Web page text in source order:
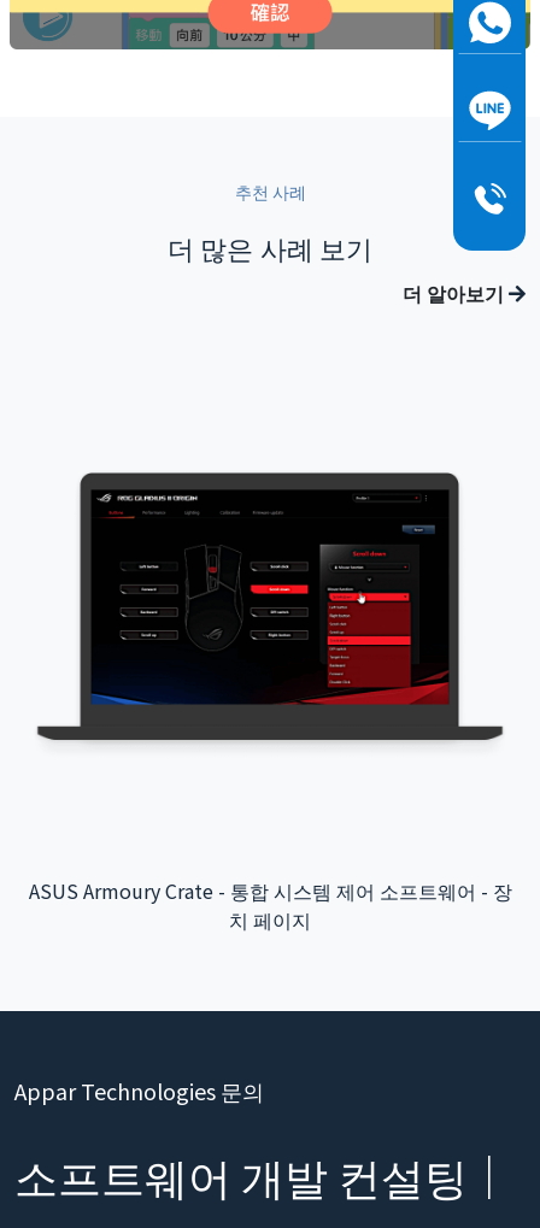
추천 사례
더 많은 사례 보기
더 알아보기
ASUS Armoury Crate - 통합 시스템 제어 소프트웨어 - 장
치 페이지
Appar Technologies 문의
소프트웨어 개발 컨설팅｜